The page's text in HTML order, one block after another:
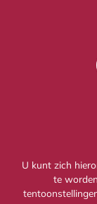
U kunt zich
te